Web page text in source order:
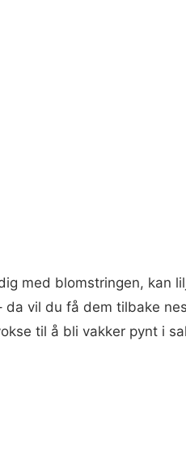
med blomstringen, kan
da vil du få dem tilbake
til å bli vakker pynt i